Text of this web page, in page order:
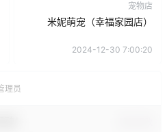
宠物店
米妮萌宠（幸福家园店）
2024-12-30 7:00:20
理员